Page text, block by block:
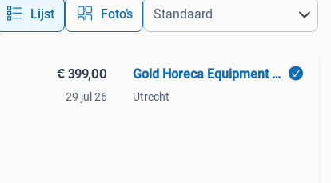
Lijst Foto’s
€ 399,00
29 jul 26
Gold Horeca Equipment B.V.
Utrecht